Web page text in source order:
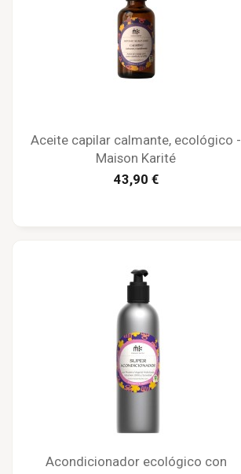
Aceite capilar calmante, ecológico -
Maison Karité
43,90 €
Acondicionador ecológico con